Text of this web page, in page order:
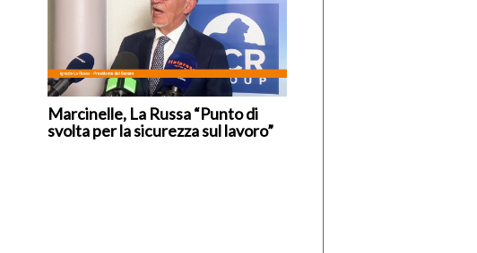
Marcinelle, La Russa “Punto di
svolta per la sicurezza sul lavoro”